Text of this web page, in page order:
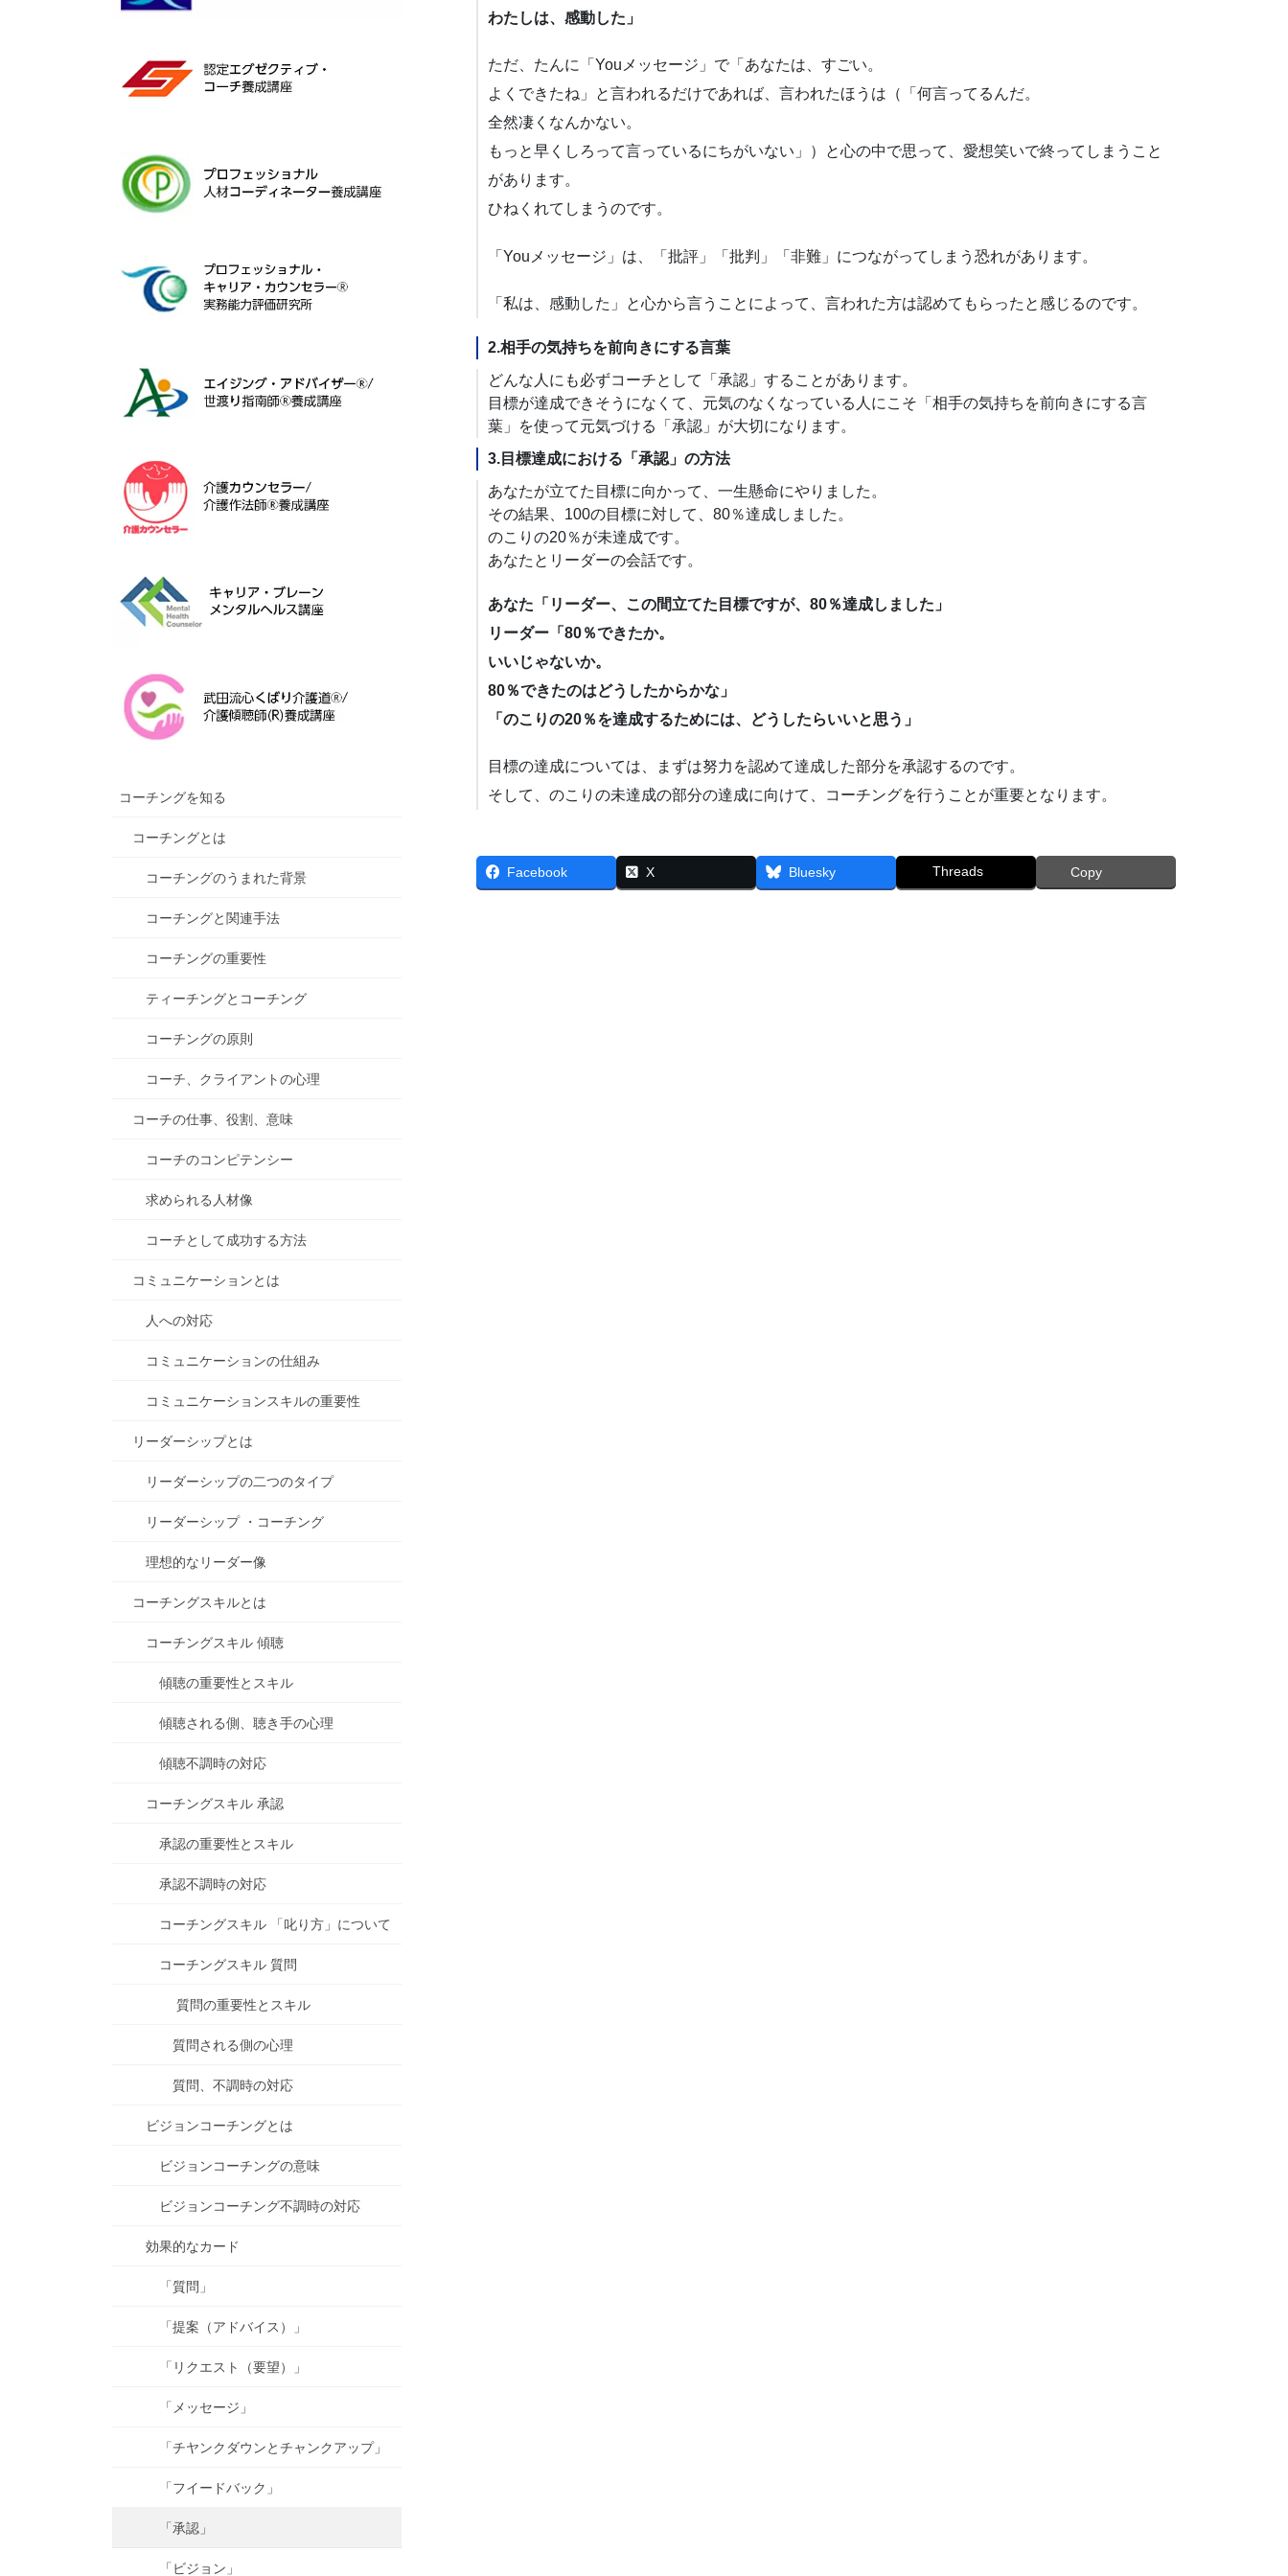
わたしは、感動した」
ただ、たんに「Youメッセージ」で「あなたは、すごい。
よくできたね」と言われるだけであれば、言われたほうは（「何言ってるんだ。
全然凄くなんかない。
もっと早くしろって言っているにちがいない」）と心の中で思って、愛想笑いで終ってしまうこと
があります。
ひねくれてしまうのです。
「Youメッセージ」は、「批評」「批判」「非難」につながってしまう恐れがあります。
「私は、感動した」と心から言うことによって、言われた方は認めてもらったと感じるのです。
2.相手の気持ちを前向きにする言葉
どんな人にも必ずコーチとして「承認」することがあります。
目標が達成できそうになくて、元気のなくなっている人にこそ「相手の気持ちを前向きにする言
葉」を使って元気づける「承認」が大切になります。
3.目標達成における「承認」の方法
あなたが立てた目標に向かって、一生懸命にやりました。
その結果、100の目標に対して、80％達成しました。
のこりの20％が未達成です。
あなたとリーダーの会話です。
あなた「リーダー、この間立てた目標ですが、80％達成しました」
リーダー「80％できたか。
いいじゃないか。
80％できたのはどうしたからかな」
「のこりの20％を達成するためには、どうしたらいいと思う」
目標の達成については、まずは努力を認めて達成した部分を承認するのです。
そして、のこりの未達成の部分の達成に向けて、コーチングを行うことが重要となります。
Facebook X Bluesky Threads Copy
コーチングを知る
コーチングとは
コーチングのうまれた背景
コーチングと関連手法
コーチングの重要性
ティーチングとコーチング
コーチングの原則
コーチ、クライアントの心理
コーチの仕事、役割、意味
コーチのコンピテンシー
求められる人材像
コーチとして成功する方法
コミュニケーションとは
人への対応
コミュニケーションの仕組み
コミュニケーションスキルの重要性
リーダーシップとは
リーダーシップの二つのタイプ
リーダーシップ ・コーチング
理想的なリーダー像
コーチングスキルとは
コーチングスキル 傾聴
傾聴の重要性とスキル
傾聴される側、聴き手の心理
傾聴不調時の対応
コーチングスキル 承認
承認の重要性とスキル
承認不調時の対応
コーチングスキル 「叱り方」について
コーチングスキル 質問
質問の重要性とスキル
質問される側の心理
質問、不調時の対応
ビジョンコーチングとは
ビジョンコーチングの意味
ビジョンコーチング不調時の対応
効果的なカード
「質問」
「提案（アドバイス）」
「リクエスト（要望）」
「メッセージ」
「チヤンクダウンとチャンクアップ」
「フイードバック」
「承認」
「ビジョン」